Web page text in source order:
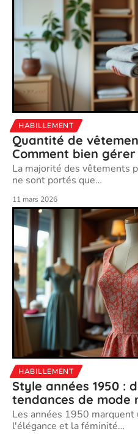
HABILLEMENT
Quantité de
Comment bien
La majorité des vêtements
ne sont portés que…
11 mars 2026
HABILLEMENT
Style années 1950 :
tendances de mode
Les années 1950 marquent
l'élégance et la féminité…